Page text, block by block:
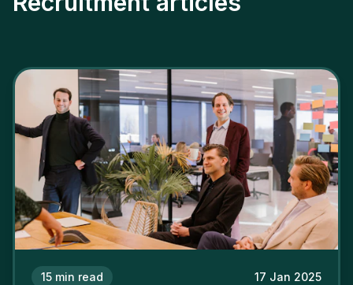
15 min read 17 Jan 2025